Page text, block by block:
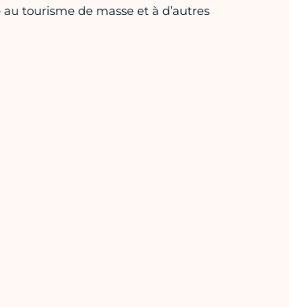
tourisme de masse et à d’autres